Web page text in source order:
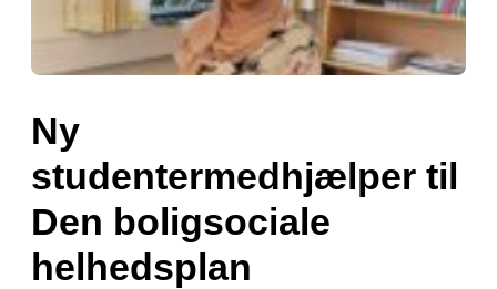
Ny
studentermedhjælper til
Den boligsociale
helhedsplan